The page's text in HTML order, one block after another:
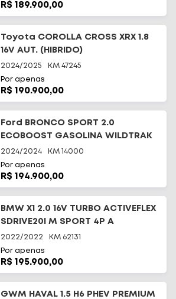
R$ 189.900,00
Toyota COROLLA CROSS XRX 1.8
16V AUT. (HIBRIDO)
2024/2025 KM 47245
Por apenas
R$ 190.900,00
Ford BRONCO SPORT 2.0
ECOBOOST GASOLINA WILDTRAK
4X4 SE
2024/2024 KM 14000
Por apenas
R$ 194.900,00
BMW X1 2.0 16V TURBO ACTIVEFLEX
SDRIVE20I M SPORT 4P A
2022/2022 KM 62131
Por apenas
R$ 195.900,00
GWM HAVAL 1.5 H6 PHEV PREMIUM